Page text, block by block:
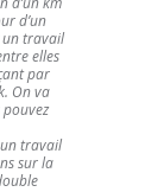
d’un
un travail
elles
par
On va
un travail
sur la